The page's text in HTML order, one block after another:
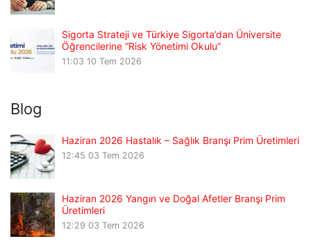
Sigorta Strateji ve Türkiye Sigorta’dan Üniversite
Öğrencilerine “Risk Yönetimi Okulu”
11:03 10 Tem 2026
Blog
Haziran 2026 Hastalık – Sağlık Branşı Prim Üretimleri
12:45 03 Tem 2026
Haziran 2026 Yangın ve Doğal Afetler Branşı Prim
Üretimleri
12:29 03 Tem 2026